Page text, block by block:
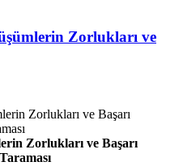
Zorlukları ve
Zorlukları ve Başarı